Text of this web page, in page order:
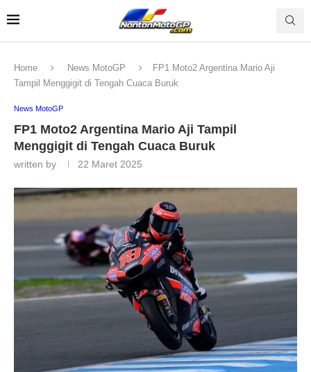
Home News MotoGP
FP1 Moto2 Argentina Mario Aji
Tampil Menggigit di Tengah Cuaca Buruk
News MotoGP
FP1 Moto2 Argentina Mario Aji Tampil
Menggigit di Tengah Cuaca Buruk
written by 22 Maret 2025